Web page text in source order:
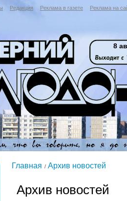
Редакция Реклама в газете Реклама на
8
Главная Архив новостей
Архив новостей